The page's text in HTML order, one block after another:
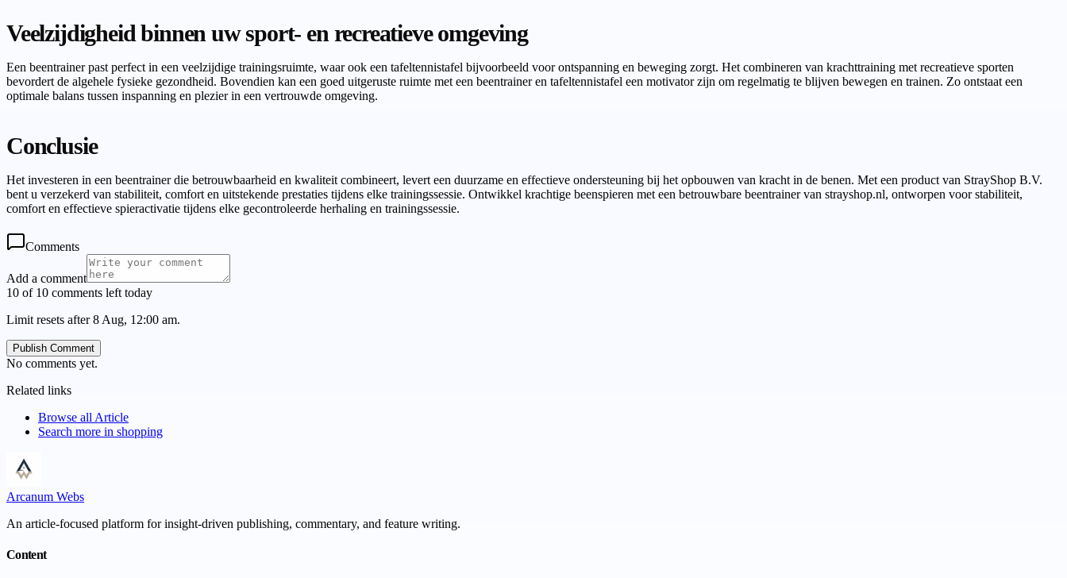
Veelzijdigheid binnen uw sport- en recreatieve omgeving
Een beentrainer past perfect in een veelzijdige trainingsruimte, waar ook een tafeltennistafel bijvoorbeeld voor ontspanning en beweging zorgt. Het combineren van krachttraining met recreatieve sporten
bevordert de algehele fysieke gezondheid. Bovendien kan een goed uitgeruste ruimte met een beentrainer en tafeltennistafel een motivator zijn om regelmatig te blijven bewegen en trainen. Zo ontstaat een
optimale balans tussen inspanning en plezier in een vertrouwde omgeving.
Conclusie
Het investeren in een beentrainer die betrouwbaarheid en kwaliteit combineert, levert een duurzame en effectieve ondersteuning bij het opbouwen van kracht in de benen. Met een product van StrayShop B.V.
bent u verzekerd van stabiliteit, comfort en uitstekende prestaties tijdens elke trainingssessie. Ontwikkel krachtige beenspieren met een betrouwbare beentrainer van strayshop.nl, ontworpen voor stabiliteit,
comfort en effectieve spieractivatie tijdens elke gecontroleerde herhaling en trainingssessie.
Comments
Add a comment
10 of 10 comments left today
Limit resets after 8 Aug, 12:00 am.
Publish Comment
No comments yet.
Related links
Browse all Article
Search more in shopping
Arcanum Webs
An article-focused platform for insight-driven publishing, commentary, and feature writing.
Content